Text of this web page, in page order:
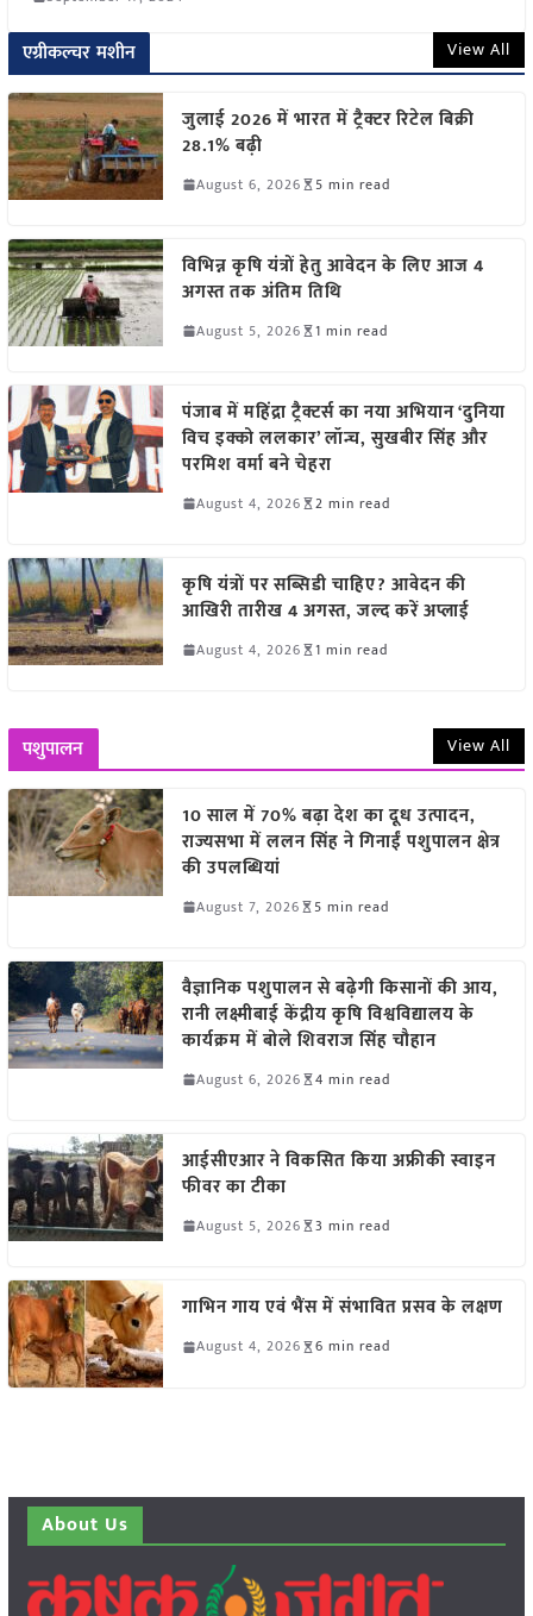
एग्रीकल्चर मशीन View All
जुलाई 2026 में भारत में ट्रैक्टर रिटेल बिक्री
28.1% बढ़ी
August 6, 2026 5 min read
विभिन्न कृषि यंत्रों हेतु आवेदन के लिए आज 4
अगस्त तक अंतिम तिथि
August 5, 2026 1 min read
पंजाब में महिंद्रा ट्रैक्टर्स का नया अभियान ‘दुनिया
विच इक्को ललकार’ लॉन्च, सुखबीर सिंह और
परमिश वर्मा बने चेहरा
August 4, 2026 2 min read
कृषि यंत्रों पर सब्सिडी चाहिए? आवेदन की
आखिरी तारीख 4 अगस्त, जल्द करें अप्लाई
August 4, 2026 1 min read
पशुपालन View All
10 साल में 70% बढ़ा देश का दूध उत्पादन,
राज्यसभा में ललन सिंह ने गिनाईं पशुपालन क्षेत्र
की उपलब्धियां
August 7, 2026 5 min read
वैज्ञानिक पशुपालन से बढ़ेगी किसानों की आय,
रानी लक्ष्मीबाई केंद्रीय कृषि विश्वविद्यालय के
कार्यक्रम में बोले शिवराज सिंह चौहान
August 6, 2026 4 min read
आईसीएआर ने विकसित किया अफ्रीकी स्वाइन
फीवर का टीका
August 5, 2026 3 min read
गाभिन गाय एवं भैंस में संभावित प्रसव के लक्षण
August 4, 2026 6 min read
About Us